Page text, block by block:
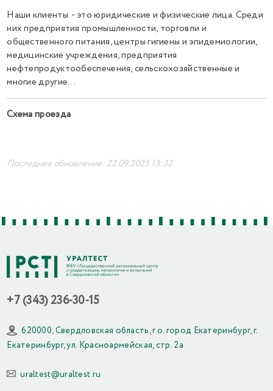
Наши клиенты - это юридические и физические лица. Среди
них предприятия промышленности, торговли и
общественного питания, центры гигиены и эпидемиологии,
медицинские учреждения, предприятия
нефтепродуктообеспечения, сельскохозяйственные и
многие другие…
Схема проезда
Последнее обновление: 22.09.2025 13:32
+7 (343) 236-30-15
620000, Свердловская область, г.о. город Екатеринбург, г.
Екатеринбург, ул. Красноармейская, стр. 2а
uraltest@uraltest.ru